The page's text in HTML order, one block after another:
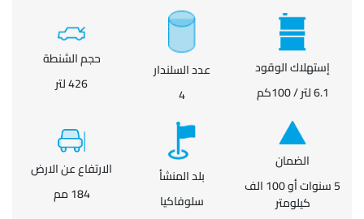
إستهلاك الوقود
6.1 لتر / 100كم
عدد السلندار
4
حجم الشنطة
426 لتر
الضمان
5 سنوات أو 100 الف
كيلومتر
بلد المنشأ
سلوفاكيا
الارتفاع عن الارض
184 مم